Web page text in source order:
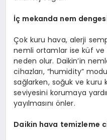
İç mekanda nem
Çok kuru hava, alerji
nemli ortamlar ise küf ve
neden olur. Daikin’in
cihazları, “humidity”
sağlarken, soğuk ve kuru
seviyesini korumaya
yayılmasını önler.
Daikin hava temizleme